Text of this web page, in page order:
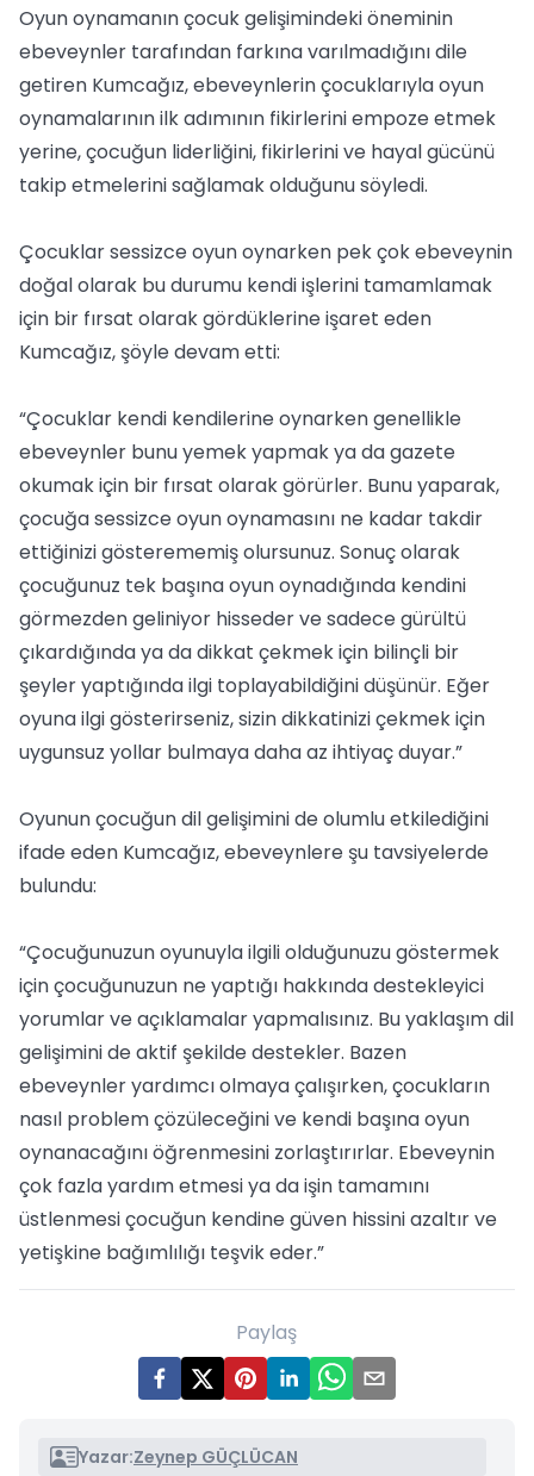
Oyun oynamanın çocuk gelişimindeki öneminin
ebeveynler tarafından farkına varılmadığını dile
getiren Kumcağız, ebeveynlerin çocuklarıyla oyun
oynamalarının ilk adımının fikirlerini empoze etmek
yerine, çocuğun liderliğini, fikirlerini ve hayal gücünü
takip etmelerini sağlamak olduğunu söyledi.
Çocuklar sessizce oyun oynarken pek çok ebeveynin
doğal olarak bu durumu kendi işlerini tamamlamak
için bir fırsat olarak gördüklerine işaret eden
Kumcağız, şöyle devam etti:
“Çocuklar kendi kendilerine oynarken genellikle
ebeveynler bunu yemek yapmak ya da gazete
okumak için bir fırsat olarak görürler. Bunu yaparak,
çocuğa sessizce oyun oynamasını ne kadar takdir
ettiğinizi gösterememiş olursunuz. Sonuç olarak
çocuğunuz tek başına oyun oynadığında kendini
görmezden geliniyor hisseder ve sadece gürültü
çıkardığında ya da dikkat çekmek için bilinçli bir
şeyler yaptığında ilgi toplayabildiğini düşünür. Eğer
oyuna ilgi gösterirseniz, sizin dikkatinizi çekmek için
uygunsuz yollar bulmaya daha az ihtiyaç duyar.”
Oyunun çocuğun dil gelişimini de olumlu etkilediğini
ifade eden Kumcağız, ebeveynlere şu tavsiyelerde
bulundu:
“Çocuğunuzun oyunuyla ilgili olduğunuzu göstermek
için çocuğunuzun ne yaptığı hakkında destekleyici
yorumlar ve açıklamalar yapmalısınız. Bu yaklaşım dil
gelişimini de aktif şekilde destekler. Bazen
ebeveynler yardımcı olmaya çalışırken, çocukların
nasıl problem çözüleceğini ve kendi başına oyun
oynanacağını öğrenmesini zorlaştırırlar. Ebeveynin
çok fazla yardım etmesi ya da işin tamamını
üstlenmesi çocuğun kendine güven hissini azaltır ve
yetişkine bağımlılığı teşvik eder.”
Paylaş
Yazar:Zeynep GÜÇLÜCAN